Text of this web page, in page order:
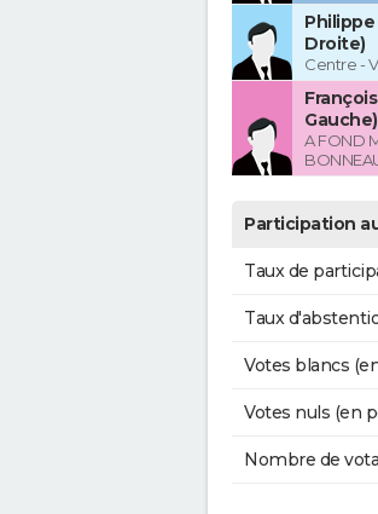
Philippe
Droite)
Centre -
Gauche)
A FOND
Participation
Taux de
Taux
Votes blancs
Votes nuls (en
Nombre de